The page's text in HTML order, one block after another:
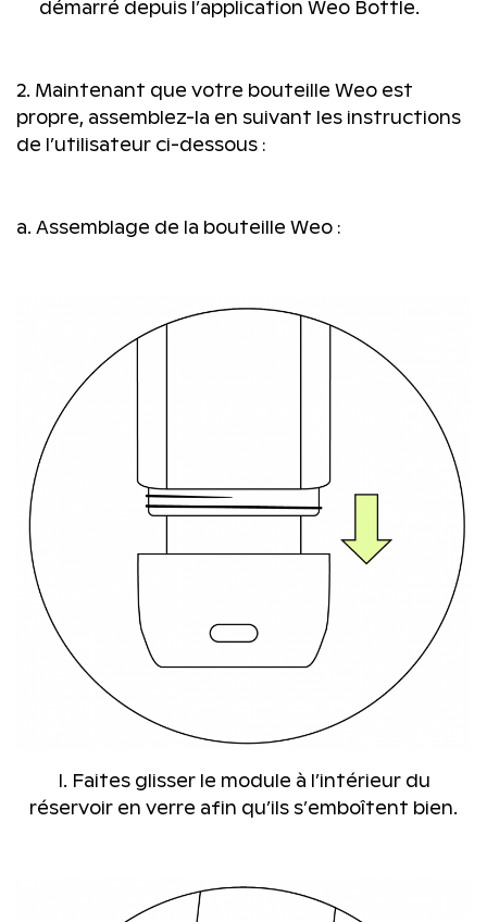
démarré depuis l’application Weo Bottle.
2. Maintenant que votre bouteille Weo est
propre, assemblez-la en suivant les instructions
de l’utilisateur ci-dessous :
a. Assemblage de la bouteille Weo :
I. Faites glisser le module à l’intérieur du
réservoir en verre afin qu’ils s’emboîtent bien.